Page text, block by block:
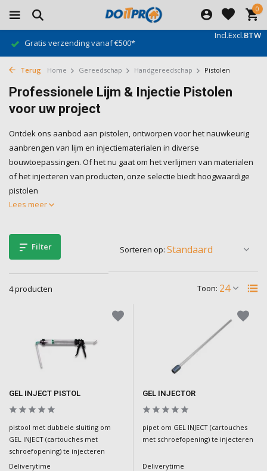
0
Incl.Excl.BTW
Gratis verzending vanaf €500*
Terug Home Gereedschap Handgereedschap Pistolen
Professionele Lijm & Injectie Pistolen
voor uw project
Ontdek ons aanbod aan pistolen, ontworpen voor het nauwkeurig
aanbrengen van lijm en injectiematerialen in diverse
bouwtoepassingen. Of het nu gaat om het verlijmen van materialen
of het injecteren van producten, onze selectie biedt hoogwaardige
pistolen
Lees meer
Filter
4 producten Toon:
Sorteren op:
GEL INJECT PISTOL
pistool met dubbele sluiting om
GEL INJECT (cartouches met
schroefopening) te injecteren
Deliverytime
GEL INJECTOR
pipet om GEL INJECT (cartouches
met schroefopening) te injecteren
Deliverytime